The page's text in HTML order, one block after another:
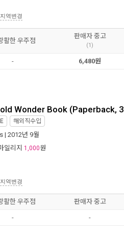
지역변경
활한 우주점
판매자 중고
(1)
- 6,480원
Wonder Book (Paperback, 3
해외직수입
| 2012년 9월
일리지 1,000원
지역변경
활한 우주점 판매자 중고
- -